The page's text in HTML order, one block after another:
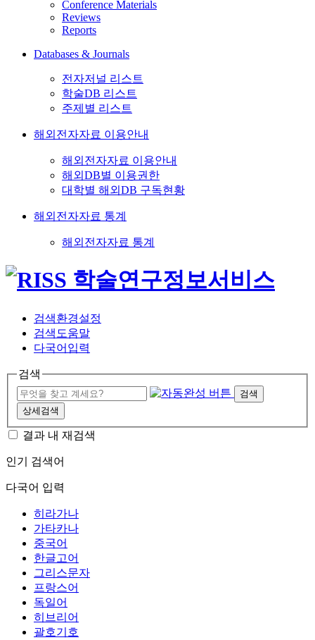
Conference Materials
Reviews
Reports
Databases & Journals
전자저널 리스트
학술DB 리스트
주제별 리스트
해외전자자료 이용안내
해외전자자료 이용안내
해외DB별 이용권한
대학별 해외DB 구독현황
해외전자자료 통계
해외전자자료 통계
검색환경설정
검색도움말
다국어입력
검색
검색
상세검색
결과 내 재검색
인기 검색어
다국어 입력
히라가나
가타카나
중국어
한글고어
그리스문자
프랑스어
독일어
히브리어
괄호기호